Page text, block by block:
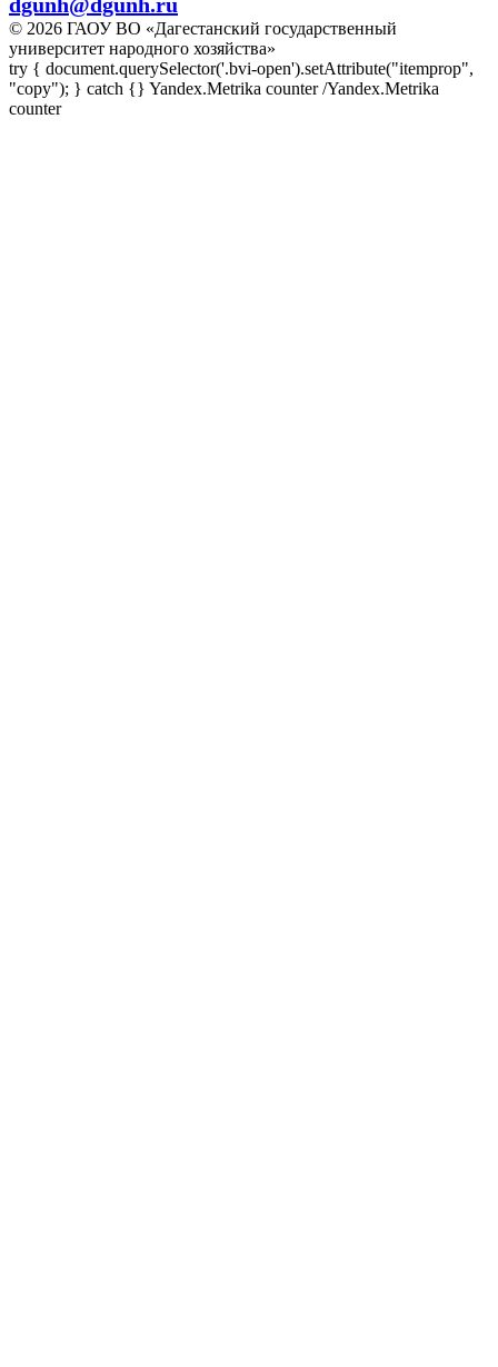
© 2026 ГАОУ ВО «Дагестанский государственный
университет народного хозяйства»
try { document.querySelector('.bvi-open').setAttribute("itemprop",
"copy"); } catch {} Yandex.Metrika counter/Yandex.Metrika
counter